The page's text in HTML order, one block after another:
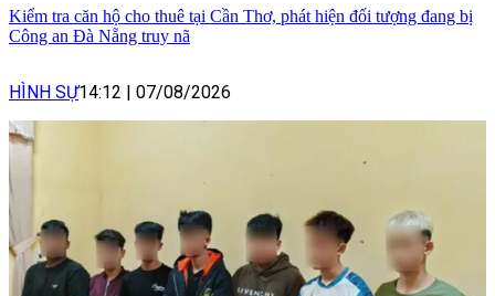
Kiểm tra căn hộ cho thuê tại Cần Thơ, phát hiện đối tượng đang bị
Công an Đà Nẵng truy nã
HÌNH SỰ14:12 07/08/2026